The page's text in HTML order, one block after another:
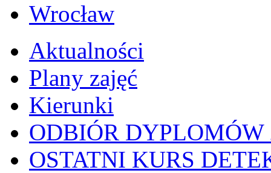
Wrocław
Aktualności
Plany zajęć
Kierunki
ODBIÓR DYPLOMÓW
OSTATNI KURS